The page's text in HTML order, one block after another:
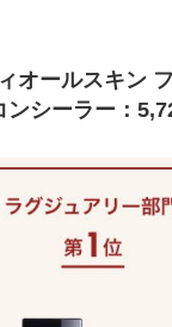
オールスキン
シーラー：